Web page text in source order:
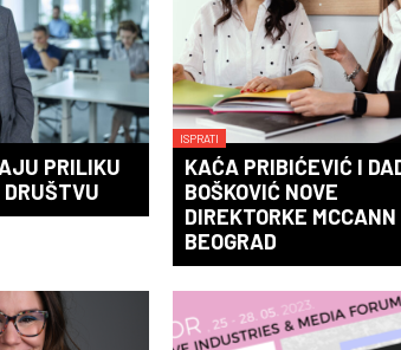
PRILIKU
DRUŠTVU
ISPRATI
KAĆA PRIBIĆEVIĆ I
BOŠKOVIĆ NOVE
DIREKTORKE MCCANN
BEOGRAD